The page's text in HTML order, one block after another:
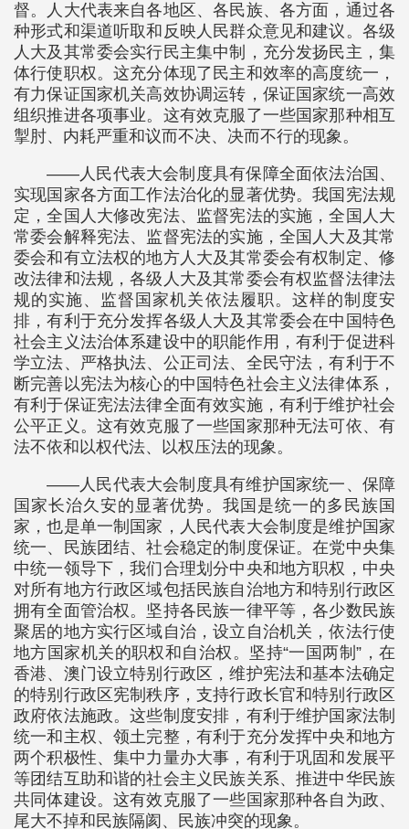
督。人大代表来自各地区、各民族、各方面，通过各
种形式和渠道听取和反映人民群众意见和建议。各级
人大及其常委会实行民主集中制，充分发扬民主，集
体行使职权。这充分体现了民主和效率的高度统一，
有力保证国家机关高效协调运转，保证国家统一高效
组织推进各项事业。这有效克服了一些国家那种相互
掣肘、内耗严重和议而不决、决而不行的现象。
——人民代表大会制度具有保障全面依法治国、
实现国家各方面工作法治化的显著优势。我国宪法规
定，全国人大修改宪法、监督宪法的实施，全国人大
常委会解释宪法、监督宪法的实施，全国人大及其常
委会和有立法权的地方人大及其常委会有权制定、修
改法律和法规，各级人大及其常委会有权监督法律法
规的实施、监督国家机关依法履职。这样的制度安
排，有利于充分发挥各级人大及其常委会在中国特色
社会主义法治体系建设中的职能作用，有利于促进科
学立法、严格执法、公正司法、全民守法，有利于不
断完善以宪法为核心的中国特色社会主义法律体系，
有利于保证宪法法律全面有效实施，有利于维护社会
公平正义。这有效克服了一些国家那种无法可依、有
法不依和以权代法、以权压法的现象。
——人民代表大会制度具有维护国家统一、保障
国家长治久安的显著优势。我国是统一的多民族国
家，也是单一制国家，人民代表大会制度是维护国家
统一、民族团结、社会稳定的制度保证。在党中央集
中统一领导下，我们合理划分中央和地方职权，中央
对所有地方行政区域包括民族自治地方和特别行政区
拥有全面管治权。坚持各民族一律平等，各少数民族
聚居的地方实行区域自治，设立自治机关，依法行使
地方国家机关的职权和自治权。坚持“一国两制”，在
香港、澳门设立特别行政区，维护宪法和基本法确定
的特别行政区宪制秩序，支持行政长官和特别行政区
政府依法施政。这些制度安排，有利于维护国家法制
统一和主权、领土完整，有利于充分发挥中央和地方
两个积极性、集中力量办大事，有利于巩固和发展平
等团结互助和谐的社会主义民族关系、推进中华民族
共同体建设。这有效克服了一些国家那种各自为政、
尾大不掉和民族隔阂、民族冲突的现象。